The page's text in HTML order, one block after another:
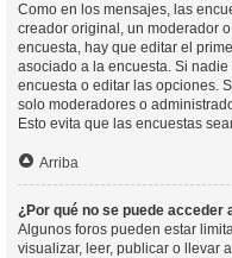
Como en los mensajes, las
creador original, un moderador
encuesta, hay que editar el
asociado a la encuesta. Si
encuesta o editar las opciones.
solo moderadores o
Esto evita que las encuestas
Arriba
¿Por qué no se puede acceder
Algunos foros pueden estar
visualizar, leer, publicar o llevar